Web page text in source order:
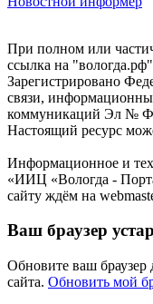
При полном или
ссылка на "вологда.рф"
Зарегистрировано
связи,
коммуникаций Эл №
Настоящий ресурс
Информационное и
«ИИЦ «Вологда -
сайту ждём на
Ваш браузер
Обновите ваш браузер
сайта. Обновить мой